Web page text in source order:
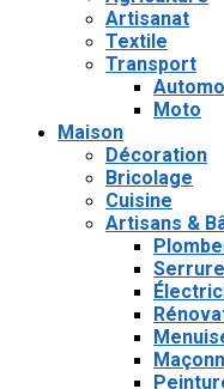
Artisanat
Textile
Transport
Moto
Maison
Décoration
Bricolage
Cuisine
Artisans &